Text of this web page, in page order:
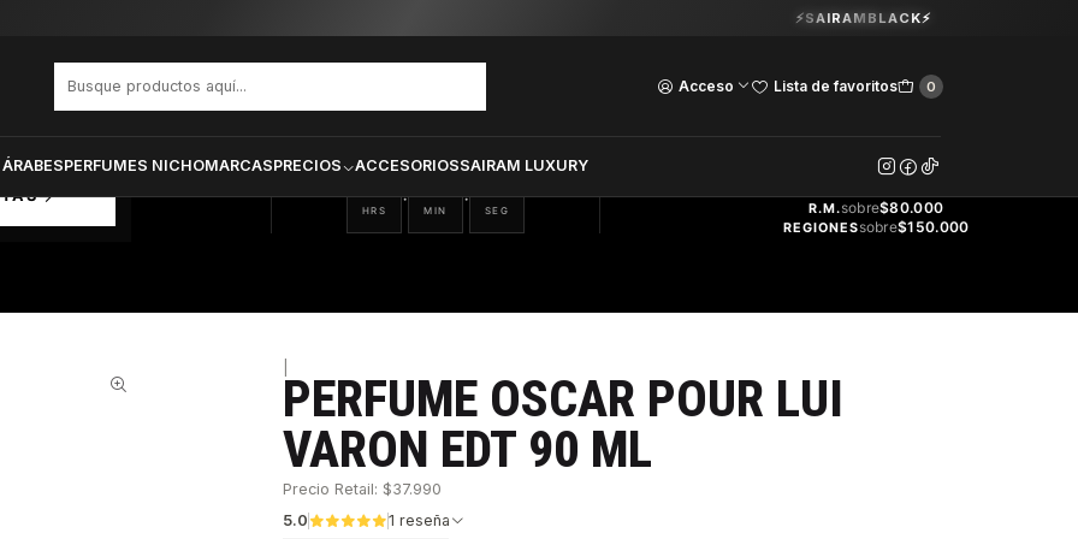
Acceso Lista de favoritos 0
PERFUMES NICHOMARCASPRECIOS ACCESORIOSSAIRAM LUXURY
Guardia Vieja 202. Oficina 102.Ver Horarios
⚡SAIRAMBLACK⚡
20
HRS
: 37
MIN
: 51
SEG
GRATIS
R.M.sobre$80.000
REGIONESsobre$150.000
PERFUME OSCAR POUR LUI
VARON EDT 90 ML
Precio Retail: $37.990
5.0
1 reseña